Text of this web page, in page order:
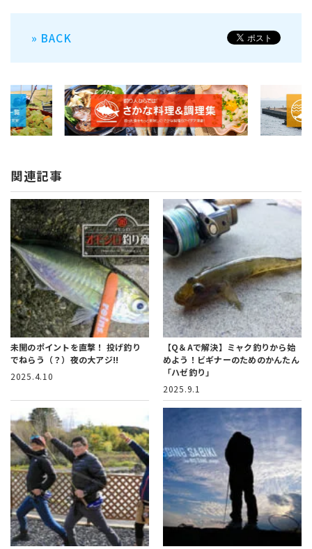
» BACK
関連記事
未開のポイントを直撃！ 投げ釣り
でねらう（？）夜の大アジ!!
2025.4.10
【Q＆Aで解決】ミャク釣りから始
めよう！ ビギナーのためのかんたん
「ハゼ釣り」
2025.9.1